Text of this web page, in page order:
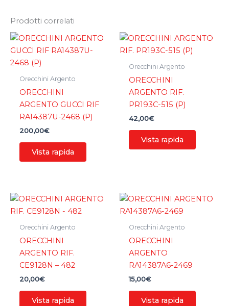
Prodotti correlati
Orecchini Argento
ORECCHINI
ARGENTO GUCCI RIF
RA14387U-2468 (P)
200,00€
Vista rapida
Orecchini Argento
ORECCHINI
ARGENTO RIF.
PR193C-515 (P)
42,00€
Vista rapida
Orecchini Argento
ORECCHINI
ARGENTO RIF.
CE9128N – 482
20,00€
Vista rapida
Orecchini Argento
ORECCHINI
ARGENTO
RA14387A6-2469
15,00€
Vista rapida